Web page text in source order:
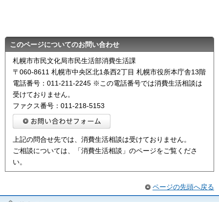
このページについてのお問い合わせ
札幌市市民文化局市民生活部消費生活課
〒060-8611 札幌市中央区北1条西2丁目 札幌市役所本庁舎13階
電話番号：011-211-2245 ※この電話番号では消費生活相談は
受けておりません。
ファクス番号：011-218-5153
上記の問合せ先では、消費生活相談は受けておりません。
ご相談については、「消費生活相談」のページをご覧くださ
い。
ページの先頭へ戻る